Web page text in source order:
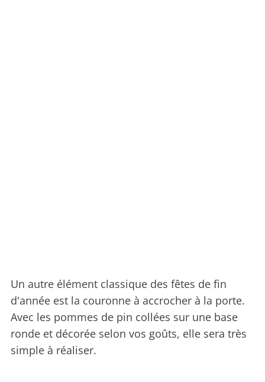
Un autre élément classique des fêtes de fin
d'année est la couronne à accrocher à la porte.
Avec les pommes de pin collées sur une base
ronde et décorée selon vos goûts, elle sera très
simple à réaliser.